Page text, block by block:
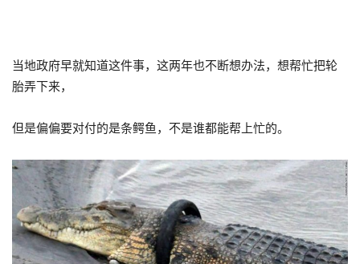
当地政府早就知道这件事，这两年也不断想办法，想帮忙把轮
胎弄下来，
但是偏偏要对付的是条鳄鱼，不是谁都能帮上忙的。